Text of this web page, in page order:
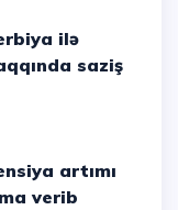
saziş
verib